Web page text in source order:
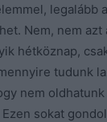
legalább
Nem, nem
hétköznap,
tudunk
nem
sokat